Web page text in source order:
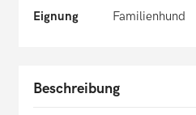
Eignung
Familienhund
Beschreibung